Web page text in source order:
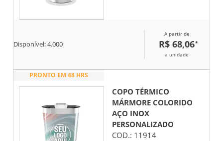
Disponível:4.000
A partir de
R$ 68,06*
a unidade
PRONTO EM 48 HRS
COPO TÉRMICO
MÁRMORE COLORIDO
AÇO INOX
PERSONALIZADO
COD.: 11914